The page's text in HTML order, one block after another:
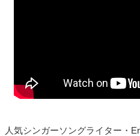
人気シンガーソングライター・